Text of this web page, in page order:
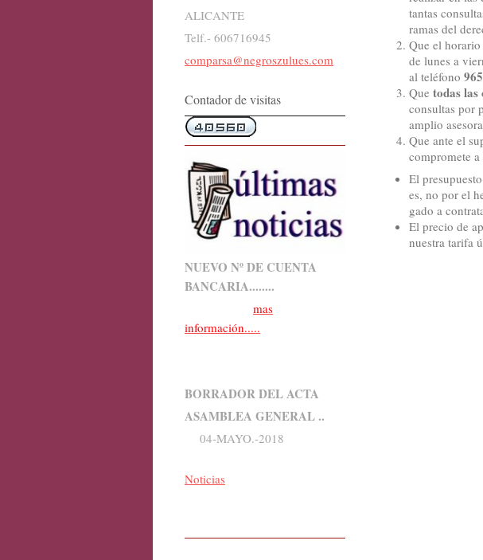
tantas
ramas del
Que el
de lunes a
al teléfono
Quetodas
consultas por
amplio
Que ante el
compromete
El
es, no por el
gado a
El precio de
nuestra tarifa
ALICANTE
Telf.- 606716945
comparsa@negroszulues.com
Contador de visitas
NUEVO Nº DE CUENTA
BANCARIA........
mas
información.....
BORRADOR DEL ACTA
ASAMBLEA GENERAL ..
04-MAYO.-2018
Noticias